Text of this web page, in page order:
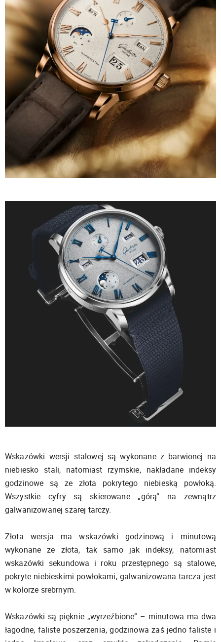
Wskazówki wersji stalowej są wykonane z barwionej na
niebiesko stali, natomiast rzymskie, nakładane indeksy
godzinowe są ze złota pokrytego niebieską powłoką.
Wszystkie cyfry są skierowane „górą” na zewnątrz
galwanizowanej szarej tarczy.
Złota wersja ma wskazówki godzinową i minutową
wykonane ze złota, tak samo jak indeksy, natomiast
wskazówki sekundowa i roku przestępnego są stalowe,
pokryte niebieskimi powłokami, galwanizowana tarcza jest
w kolorze srebrnym.
Wskazówki są pięknie „wyrzeźbione” – minutowa ma dwa
łagodne, faliste poszerzenia, godzinowa zaś jedno faliste i